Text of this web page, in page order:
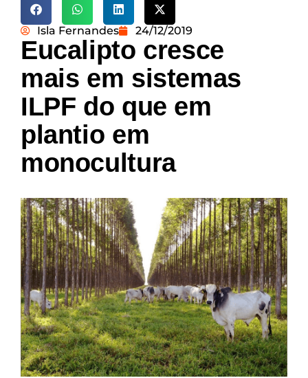
Isla Fernandes 24/12/2019
Eucalipto cresce
mais em sistemas
ILPF do que em
plantio em
monocultura